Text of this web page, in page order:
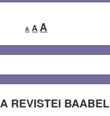
A
Decrease
font
A Reset
AIncrease
font
REVISTEI BAABEL